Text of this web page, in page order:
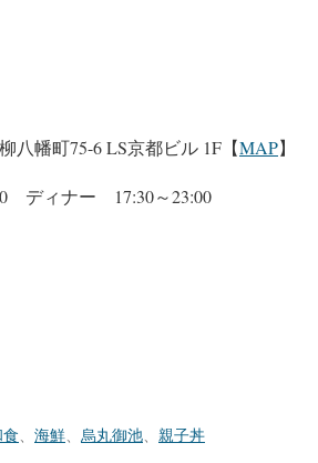
八幡町75-6 LS京都ビル 1F【MAP】
ディナー 17:30～23:00
海鮮 烏丸御池 親子丼